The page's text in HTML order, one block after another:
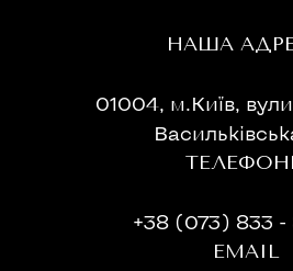
НАША
01004, м.Київ,
+38 (073) 833 -
EMAIL